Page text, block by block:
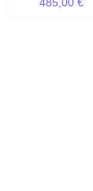
485,00 €